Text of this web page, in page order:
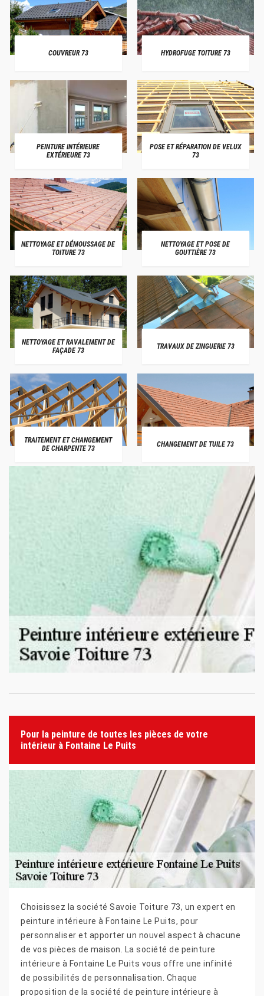
COUVREUR 73 HYDROFUGE TOITURE 73
PEINTURE INTÉRIEURE
EXTÉRIEURE 73
POSE ET RÉPARATION DE VELUX
73
NETTOYAGE ET DÉMOUSSAGE DE
TOITURE 73
NETTOYAGE ET POSE DE
GOUTTIÈRE 73
NETTOYAGE ET RAVALEMENT DE
FAÇADE 73
TRAVAUX DE ZINGUERIE 73
TRAITEMENT ET CHANGEMENT
DE CHARPENTE 73
CHANGEMENT DE TUILE 73
Pour la peinture de toutes les pièces de votre
intérieur à Fontaine Le Puits
Choisissez la société Savoie Toiture 73, un expert en
peinture intérieure à Fontaine Le Puits, pour
personnaliser et apporter un nouvel aspect à chacune
de vos pièces de maison. La société de peinture
intérieure à Fontaine Le Puits vous offre une infinité
de possibilités de personnalisation. Chaque
proposition de la société de peinture intérieure à